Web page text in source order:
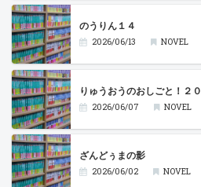
のうりん１４
2026/06/13 NOVEL
りゅうおうのおしごと！２０
2026/06/07 NOVEL
ざんどぅまの影
2026/06/02 NOVEL